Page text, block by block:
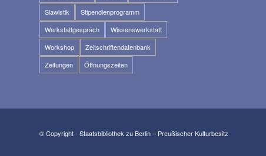
Slawistik
Stipendienprogramm
Werkstattgespräch
Wissenswerkstatt
Workshop
Zeitschriftendatenbank
Zeitungen
Öffnungszeiten
© Copyright - Staatsbibliothek zu Berlin – Preußischer Kulturbesitz